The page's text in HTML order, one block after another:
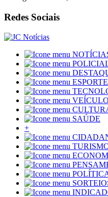
Redes Sociais
ESPORTE
SAÚDE
+